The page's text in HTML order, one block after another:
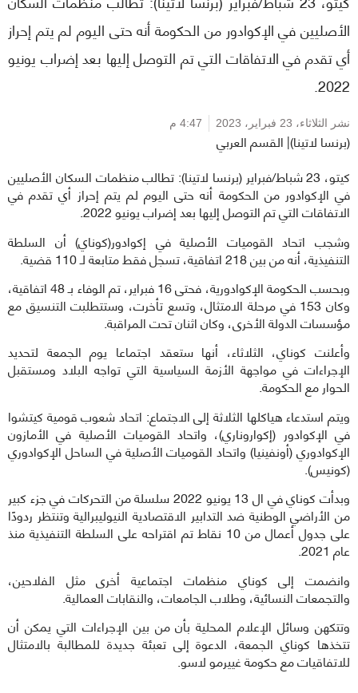
الأصليين في الإكوادور من الحكومة أنه حتى اليوم لم يتم إحراز
أي تقدم في الاتفاقات التي تم التوصل إليها بعد إضراب يونيو
2022.
نشر الثلاثاء، 23 فبراير، 2023 4:47 م
(برنسا لاتينا)| القسم العربي
كيتو، 23 شباط/فبراير (برنسا لاتينا): تطالب منظمات السكان الأصليين
في الإكوادور من الحكومة أنه حتى اليوم لم يتم إحراز أي تقدم في
الاتفاقات التي تم التوصل إليها بعد إضراب يونيو 2022.
وشجب اتحاد القوميات الأصلية في إكوادور(كوناي) أن السلطة
التنفيذية، أنه من بين 218 اتفاقية، تسجل فقط متابعة لـ 110 قضية.
وبحسب الحكومة الإكوادورية، فحتى 16 فبراير، تم الوفاء بـ 48 اتفاقية،
وكان 153 في مرحلة الامتثال، وتسع تأخرت، وستتطلبت التنسيق مع
مؤسسات الدولة الأخرى، وكان اثنان تحت المراقبة.
وأعلنت كوناي، الثلاثاء، أنها ستعقد اجتماعا يوم الجمعة لتحديد
الإجراءات في مواجهة الأزمة السياسية التي تواجه البلاد ومستقبل
الحوار مع الحكومة.
ويتم استدعاء هياكلها الثلاثة إلى الاجتماع: اتحاد شعوب قومية كيتشوا
في الإكوادور (إكواروناري)، واتحاد القوميات الأصلية في الأمازون
الإكوادوري (أونفينيا) واتحاد القوميات الأصلية في الساحل الإكوادوري
(كونيس).
وبدأت كوناي في ال 13 يونيو 2022 سلسلة من التحركات في جزء كبير
من الأراضي الوطنية ضد التدابير الاقتصادية النيوليبرالية وتنتظر ردودًا
على جدول أعمال من 10 نقاط تم اقتراحه على السلطة التنفيذية منذ
عام 2021.
وانضمت إلى كوناي منظمات اجتماعية أخرى مثل الفلاحين،
والتجمعات النسائية، وطلاب الجامعات، والنقابات العمالية.
وتتكهن وسائل الإعلام المحلية بأن من بين الإجراءات التي يمكن أن
تتخذها كوناي الجمعة، الدعوة إلى تعبئة جديدة للمطالبة بالامتثال
للاتفاقيات مع حكومة غييرمو لاسو.